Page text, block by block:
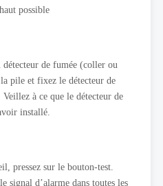
possible
de fumée (coller ou
pile et fixez le détecteur de
à ce que le détecteur de
installé.
pressez sur le bouton-test.
signal d’alarme dans toutes les